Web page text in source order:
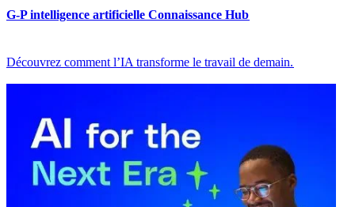
G-P intelligence artificielle Connaissance Hub​​
Découvrez comment l’IA transforme le travail de demain.​​